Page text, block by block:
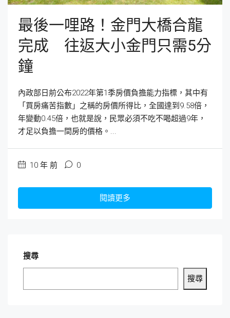
最後一哩路！金門大橋合龍
完成 往返大小金門只需5分
鐘
內政部日前公布2022年第1季房價負擔能力指標，其中有
「買房痛苦指數」之稱的房價所得比，全國達到9.58倍，
年變動0.45倍，也就是說，民眾必須不吃不喝超過9年，
才足以負擔一間房的價格。...
10 年 前 0
閱讀更多
搜尋
搜尋